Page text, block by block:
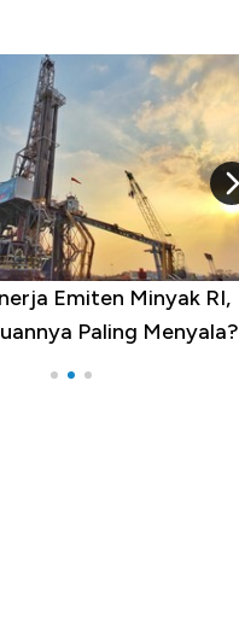
Emiten Minyak RI,
Paling Menyala?